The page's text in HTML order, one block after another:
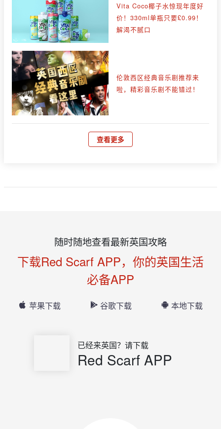
Vita Coco椰子水惊现年度好
价！330ml单瓶只要£0.99！
解渴不腻口
伦敦西区经典音乐剧推荐来
啦，精彩音乐剧不能错过！
查看更多
随时随地查看最新英国攻略
下载Red Scarf APP，你的英国生活
必备APP
苹果下载 谷歌下载 本地下载
已经来英国？请下载
Red Scarf APP